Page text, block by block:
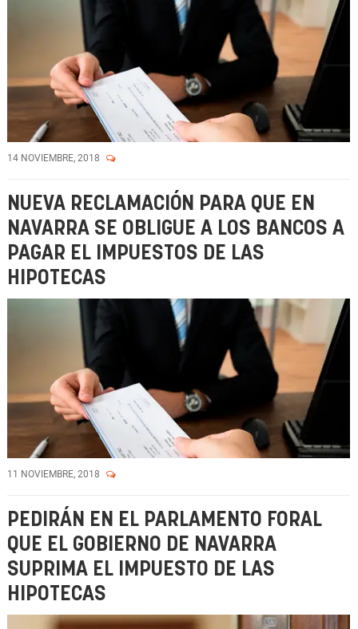
14 NOVIEMBRE, 2018
NUEVA RECLAMACIÓN PARA QUE EN
NAVARRA SE OBLIGUE A LOS BANCOS A
PAGAR EL IMPUESTOS DE LAS
HIPOTECAS
11 NOVIEMBRE, 2018
PEDIRÁN EN EL PARLAMENTO FORAL
QUE EL GOBIERNO DE NAVARRA
SUPRIMA EL IMPUESTO DE LAS
HIPOTECAS